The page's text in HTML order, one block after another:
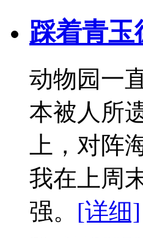
踩着青
动物园一
本被人所
上，对阵
我在上周
强。 [详细]